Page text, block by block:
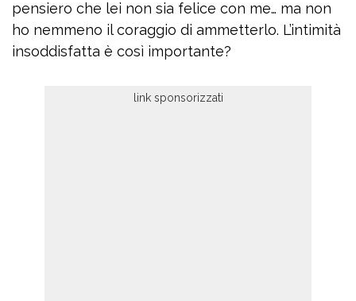
pensiero che lei non sia felice con me… ma non
ho nemmeno il coraggio di ammetterlo. L’intimità
insoddisfatta è così importante?